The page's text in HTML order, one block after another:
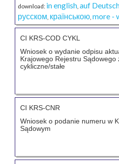
download: in english, auf
русском, країнською, more -
CI KRS-COD CYKL
Wniosek o wydanie odpisu
Krajowego Rejestru Sądowego
cykliczne/stałe
CI KRS-CNR
Wniosek o podanie numeru w
Sądowym